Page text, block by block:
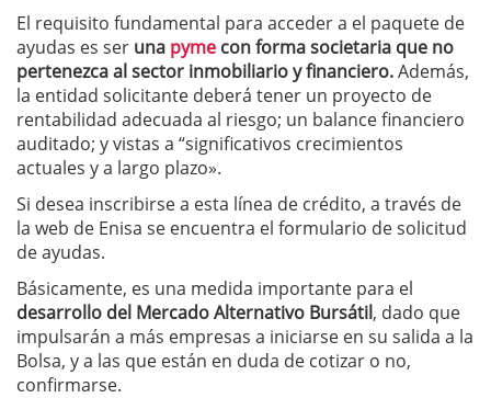
El requisito fundamental para acceder a el paquete de
ayudas es ser una pyme con forma societaria que no
pertenezca al sector inmobiliario y financiero.Además,
la entidad solicitante deberá tener un proyecto de
rentabilidad adecuada al riesgo; un balance financiero
auditado; y vistas a “significativos crecimientos
actuales y a largo plazo».
Si desea inscribirse a esta línea de crédito, a través de
la web de Enisa se encuentra el formulario de solicitud
de ayudas.
Básicamente, es una medida importante para el
desarrollo del Mercado Alternativo Bursátil, dado que
impulsarán a más empresas a iniciarse en su salida a la
Bolsa, y a las que están en duda de cotizar o no,
confirmarse.